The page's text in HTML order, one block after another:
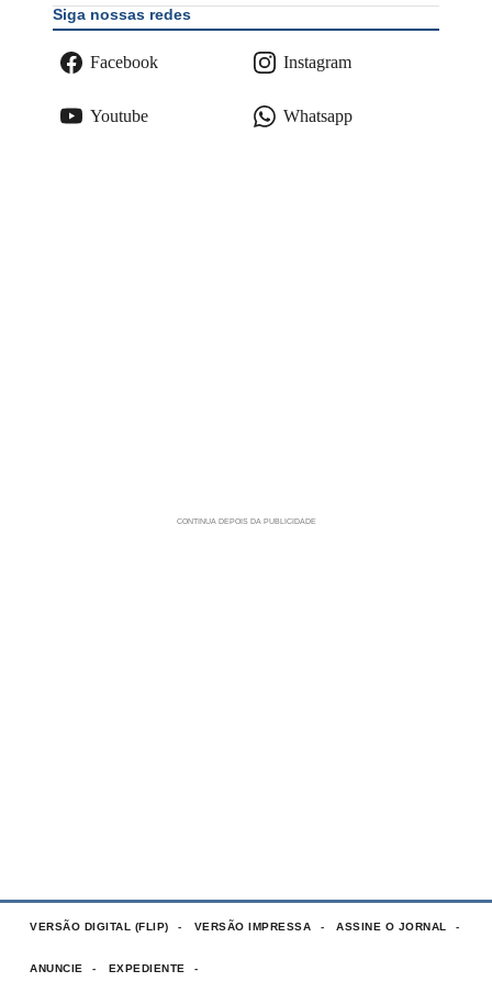
Siga nossas redes
Facebook Instagram
Youtube Whatsapp
VERSÃO DIGITAL (FLIP) VERSÃO IMPRESSA ASSINE O JORNAL
ANUNCIE EXPEDIENTE